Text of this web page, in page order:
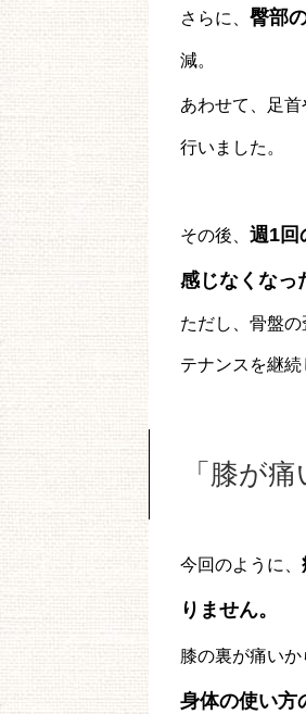
さらに、 臀部
減。
あわせて、足首
行いました。
その後、 週1回
感じなくなっ
ただし、骨盤
テナンスを継続
「膝が
今回のように、
りません。
膝の裏が痛い
身体の使い方